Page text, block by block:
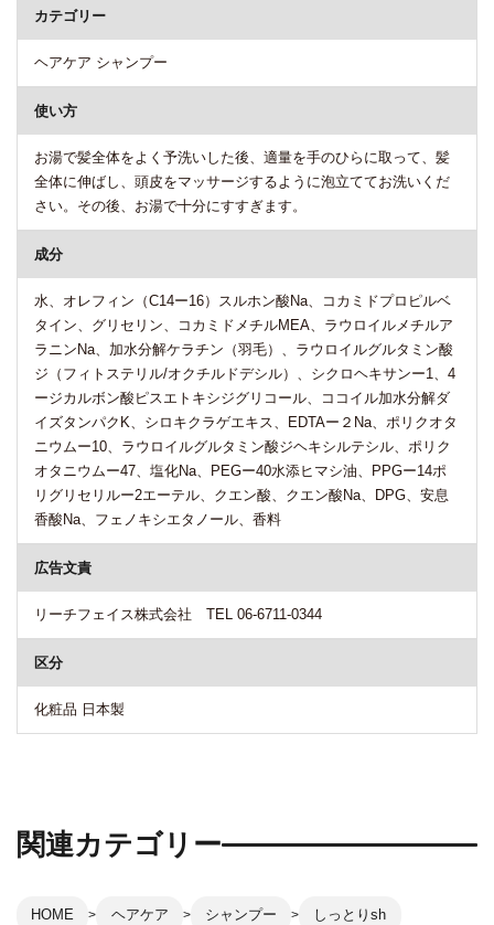
カテゴリー
ヘアケア シャンプー
使い方
お湯で髪全体をよく予洗いした後、適量を手のひらに取って、髪
全体に伸ばし、頭皮をマッサージするように泡立ててお洗いくだ
さい。その後、お湯で十分にすすぎます。
成分
水、オレフィン（C14ー16）スルホン酸Na、コカミドプロピルベ
タイン、グリセリン、コカミドメチルMEA、ラウロイルメチルア
ラニンNa、加水分解ケラチン（羽毛）、ラウロイルグルタミン酸
ジ（フィトステリル/オクチルドデシル）、シクロヘキサンー1、4
ージカルボン酸ピスエトキシジグリコール、ココイル加水分解ダ
イズタンパクK、シロキクラゲエキス、EDTAー２Na、ポリクオタ
ニウムー10、ラウロイルグルタミン酸ジヘキシルテシル、ポリク
オタニウムー47、塩化Na、PEGー40水添ヒマシ油、PPGー14ポ
リグリセリルー2エーテル、クエン酸、クエン酸Na、DPG、安息
香酸Na、フェノキシエタノール、香料
広告文責
リーチフェイス株式会社 TEL 06-6711-0344
区分
化粧品 日本製
関連カテゴリー
HOME ヘアケア シャンプー しっとりsh